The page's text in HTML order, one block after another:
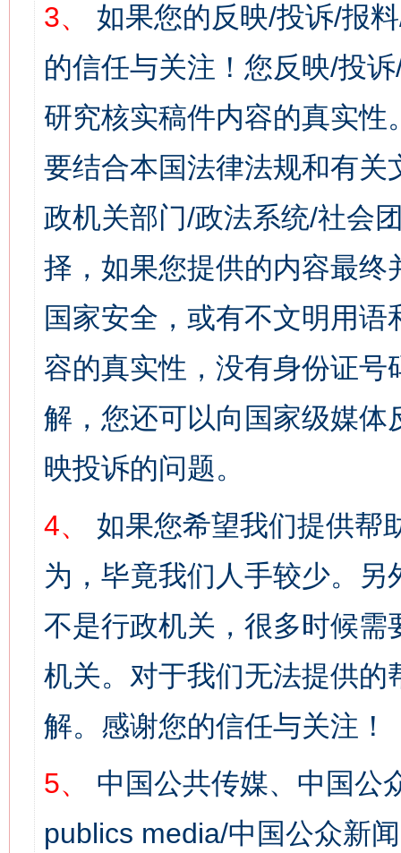
3、
如果您的反映/投诉/报
的信任与关注！您反映/投
研究核实稿件内容的真实
要结合本国法律法规和有关
政机关部门/政法系统/社会
择，如果您提供的内容最
国家安全，或有不文明用
容的真实性，没有身份证
解，您还可以向国家级媒
映投诉的问题。
4、
如果您希望我们提供帮
为，毕竟我们人手较少。
不是行政机关，很多时候
机关。对于我们无法提供
解。感谢您的信任与关注！
5、
中国公共传媒、中国公
publics media/中国公众新